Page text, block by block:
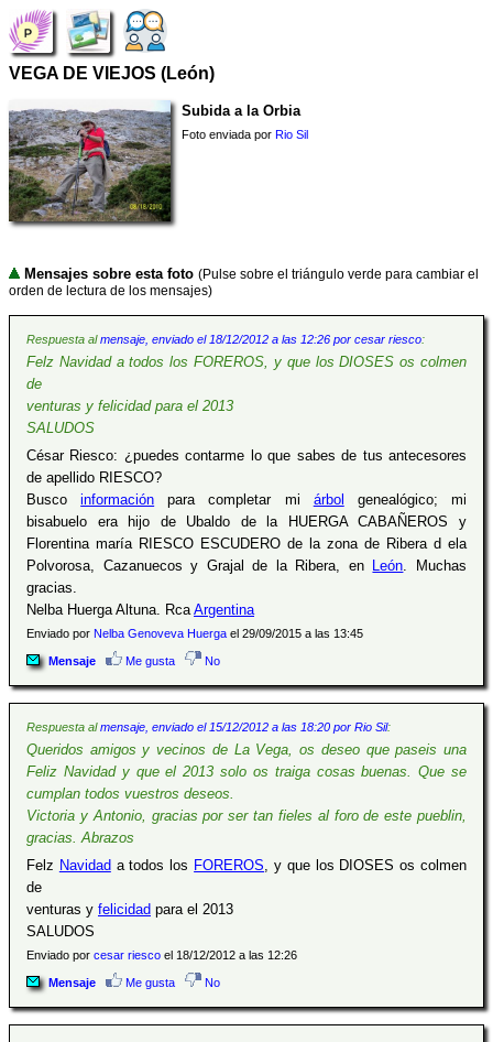
VEGA DE VIEJOS (León)
Subida a la Orbia
Foto enviada por Rio Sil
Mensajes sobre esta foto (Pulse sobre el triángulo verde para cambiar el
orden de lectura de los mensajes)
Respuesta almensaje, enviado el 18/12/2012 a las 12:26 por cesar riesco:
Felz Navidad a todos los FOREROS, y que los DIOSES os colmen
de
venturas y felicidad para el 2013
SALUDOS
César Riesco: ¿puedes contarme lo que sabes de tus antecesores
de apellido RIESCO?
Buscoinformación para completar mi árbol
genealógico; mi
bisabuelo era hijo de Ubaldo de la HUERGA CABAÑEROS y
Florentina maría RIESCO ESCUDERO de la zona de Ribera d ela
Polvorosa, Cazanuecos y Grajal de la Ribera, en León. Muchas
gracias.
Nelba Huerga Altuna. RcaArgentina
Enviado por Nelba Genoveva Huerga el 29/09/2015 a las 13:45
Mensaje Me gusta No
Respuesta almensaje, enviado el 15/12/2012 a las 18:20 por Rio Sil:
Queridos amigos y vecinos de La Vega, os deseo que paseis una
Feliz Navidad y que el 2013 solo os traiga cosas buenas. Que se
cumplan todos vuestros deseos.
Victoria y Antonio, gracias por ser tan fieles al foro de este pueblin,
gracias. Abrazos
Felz Navidad a todos los FOREROS, y que los DIOSES os colmen
de
venturas y felicidad para el 2013
SALUDOS
Enviado por cesar riesco el 18/12/2012 a las 12:26
Mensaje Me gusta No